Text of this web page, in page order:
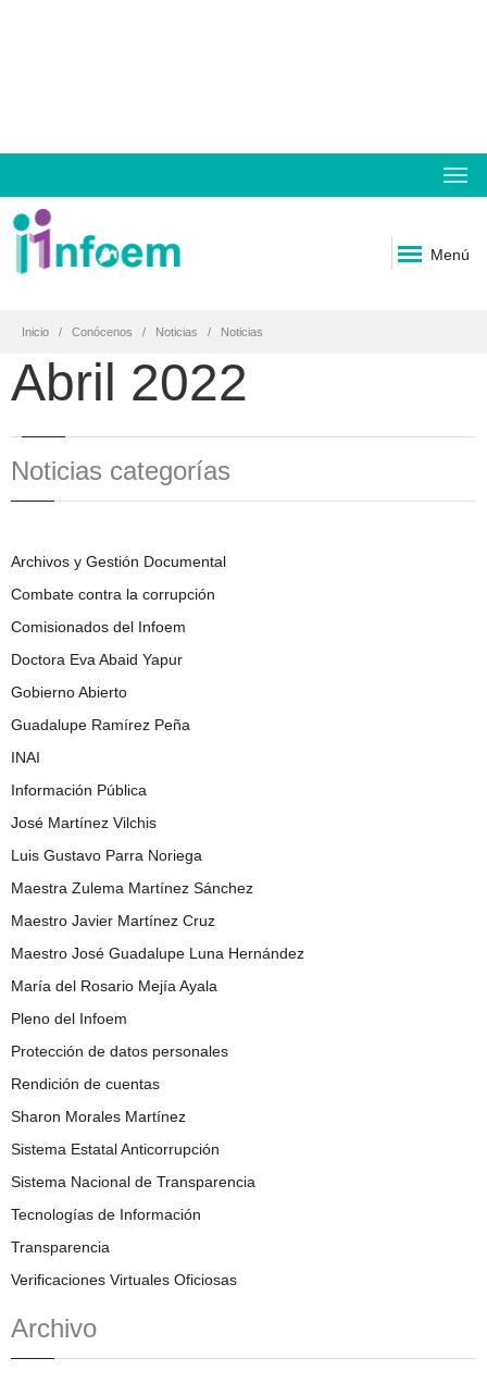
Menú
Inicio Conócenos Noticias Noticias
Abril 2022
Noticias categorías
Archivos y Gestión Documental
Combate contra la corrupción
Comisionados del Infoem
Doctora Eva Abaid Yapur
Gobierno Abierto
Guadalupe Ramírez Peña
INAI
Información Pública
José Martínez Vilchis
Luis Gustavo Parra Noriega
Maestra Zulema Martínez Sánchez
Maestro Javier Martínez Cruz
Maestro José Guadalupe Luna Hernández
María del Rosario Mejía Ayala
Pleno del Infoem
Protección de datos personales
Rendición de cuentas
Sharon Morales Martínez
Sistema Estatal Anticorrupción
Sistema Nacional de Transparencia
Tecnologías de Información
Transparencia
Verificaciones Virtuales Oficiosas
Archivo